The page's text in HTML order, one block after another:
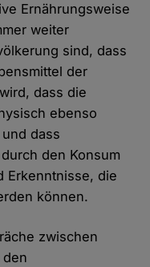
Ernährungsweise
weiter
sind, dass
der
dass die
ebenso
dass
den Konsum
Erkenntnisse, die
können.
zwischen